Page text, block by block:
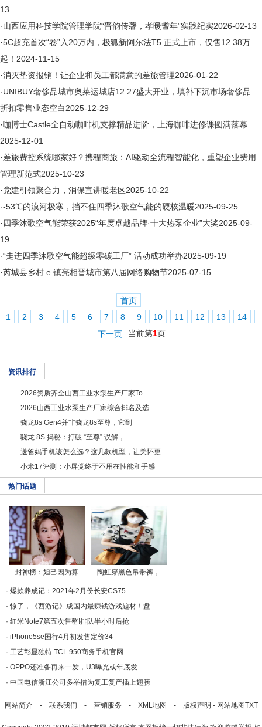
13
·山西应用科技学院管理学院“晋韵传馨，孝暖耆年”实践纪实2026-02-13
·5C超充首次“卷”入20万内，极狐新阿尔法T5 正式上市，仅售12.38万
起！ 2024-11-15
·消灭垫资报销！让企业和员工都满意的差旅管理2026-01-22
·UNIBUY奢侈品城市奥莱运城店12.27盛大开业，填补下沉市场奢侈品
折扣零售业态空白2025-12-29
·咖博士Castle全自动咖啡机支撑精品进阶，上海咖啡进修课圆满落幕
2025-12-01
·差旅费控系统哪家好？携程商旅：AI驱动全流程智能化，重塑企业费用
管理新范式2025-10-23
·党建引领聚合力，消保宣讲暖老区2025-10-22
·-53℃的漠河极寒，挡不住四季沐歌空气能的硬核温暖2025-09-25
·四季沐歌空气能荣获2025“年度卓越品牌·十大热泵企业”大奖2025-09-
19
·“走进四季沐歌空气能超级零碳工厂” 活动成功举办2025-09-19
·芮城县乡村 e 镇亮相晋城市第八届网络购物节2025-07-15
首页
1
2 3 4 5 6 7 8 9 10 11 12 13 14
下一页
当前第1页
资讯排行
2026资质齐全山西工业水泵生产厂家To
2026山西工业水泵生产厂家综合排名及选
骁龙8s Gen4并非骁龙8s至尊，它到
骁龙 8S 揭秘：打破 “至尊” 误解，
送爸妈手机该怎么选？这几款机型，让关怀更
小米17评测：小屏党终于不用在性能和手感
热门话题
封神榜：妲己因为算
命/a>
陶虹穿黑色吊带裤，
斜/a>
· 爆款养成记：2021年2月份长安CS75
·惊了，《西游记》成国内最赚钱游戏题材！盘
· 红米Note7第五次售罄!排队半小时后抢
· iPhone5se国行4月初发售定价34
· 工艺彰显独特 TCL 950商务手机官网
· OPPO还准备再来一发，U3曝光或年底发
· 中国电信浙江公司多举措为复工复产插上翅膀
网站简介- 联系我们 - 营销服务 - XML地图 - 版权声明 - 网站地图TXT